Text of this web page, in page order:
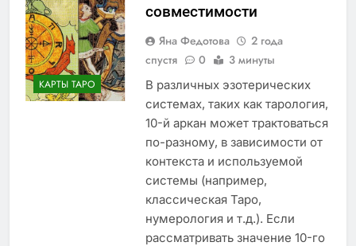
КАРТЫ ТАРО
совместимости
Яна Федотова
2 года
спустя
0 3 минуты
В различных эзотерических
системах, таких как тарология,
10-й аркан может трактоваться
по-разному, в зависимости от
контекста и используемой
системы (например,
классическая Таро,
нумерология и т.д.). Если
рассматривать значение 10-го